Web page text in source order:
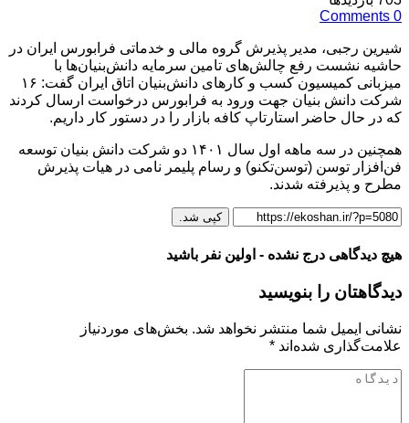
0
Comments
شیرین رجبی، مدیر پذیرش گروه مالی و خدماتی فرابورس ایران در
حاشیه نشست رفع چالش‌های تامین سرمایه دانش‌بنیان‌ها با
میزبانی کمیسیون کسب و کارهای دانش‌بنیان اتاق ایران گفت: ۱۶
شرکت دانش بنیان جهت ورود به فرابورس درخواست ارسال کردند
که در حال حاضر استارتاپ کافه بازار را در دستور کار داریم.
همچنین در سه ماهه اول سال ۱۴۰۱ دو شرکت دانش بنیان توسعه
فن‌افزار توسن (توسن‌تکنو) و رسام پلیمر نامی در هیات پذیرش
مطرح و پذیرفته شدند.
کپی شد.
هیچ دیدگاهی درج نشده - اولین نفر باشید
دیدگاهتان را بنویسید
نشانی ایمیل شما منتشر نخواهد شد. بخش‌های موردنیاز
علامت‌گذاری شده‌اند *